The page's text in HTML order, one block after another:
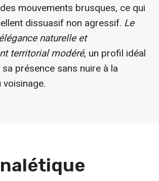
mouvements brusques, ce qui
dissuasif non agressif. Le
naturelle et
territorial modéré, un profil idéal
présence sans nuire à la